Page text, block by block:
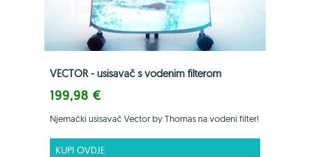
VECTOR - usisavač s vodenim filterom
199,98 €
Njemački usisavač Vector by Thomas na vodeni filter!
KUPI OVDJE